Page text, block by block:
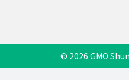
© 2026 GMO